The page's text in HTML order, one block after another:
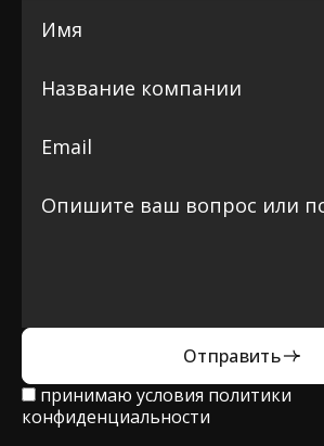
Отправить
принимаю условия политики
конфиденциальности